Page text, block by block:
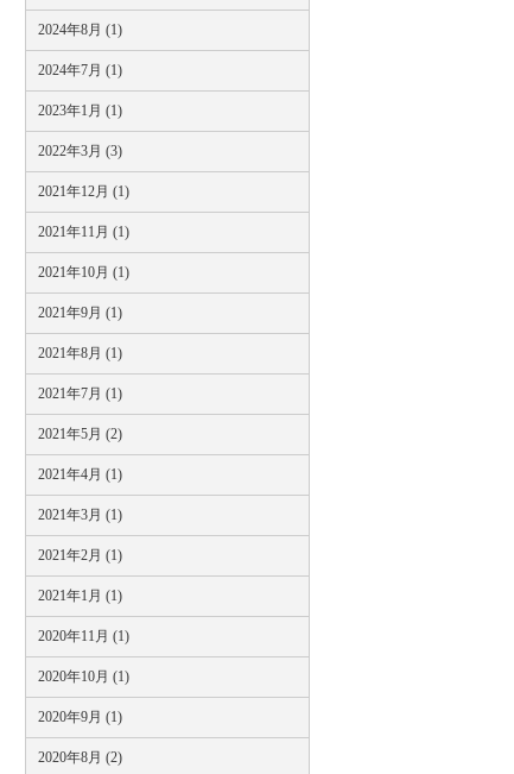
2024年8月 (1)
2024年7月 (1)
2023年1月 (1)
2022年3月 (3)
2021年12月 (1)
2021年11月 (1)
2021年10月 (1)
2021年9月 (1)
2021年8月 (1)
2021年7月 (1)
2021年5月 (2)
2021年4月 (1)
2021年3月 (1)
2021年2月 (1)
2021年1月 (1)
2020年11月 (1)
2020年10月 (1)
2020年9月 (1)
2020年8月 (2)